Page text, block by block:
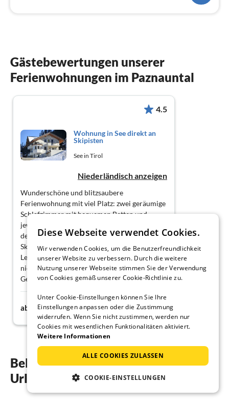
Gästebewertungen unserer
Ferienwohnungen im Paznauntal
4.5
Wohnung in See direkt an
Skipisten
See in Tirol
Niederländisch anzeigen
Wunderschöne und blitzsaubere
Ferienwohnung mit viel Platz: zwei geräumige
Schlafzimmer mit bequemen Betten und
jeweils eigenem Bad. Die Fotos entsprechen
der Realität. Direkt an der Talabfahrt des
Skigebiets See gelegen. Herrliche Aussicht.
Leider ist die Wohnung zu Saisonbeginn noch
nicht geöffnet. Schneeketten oder ein
Geländewagen sind bei Schnee unbedingt
erforderlich.
Die Vermieter waren sehr freundlich und
hilfsbereit. Wir hatten einen wunderbaren
Kurzurlaub.
ab 94€ Nacht
Beliebte Regionen und Orte für ihren
Urlaub am See im Paznauntal
Diese Webseite verwendet Cookies.
Wir verwenden Cookies, um die Benutzerfreundlichkeit
unserer Website zu verbessern. Durch die weitere
Nutzung unserer Webseite stimmen Sie der Verwendung
von Cookies gemäß unserer Cookie-Richtlinie zu.
Unter Cookie-Einstellungen können Sie Ihre
Einstellungen anpassen oder die Zustimmung
widerrufen. Wenn Sie nicht zustimmen, werden nur
Cookies mit wesentlichen Funktionalitäten aktiviert.
Weitere Informationen
ALLE COOKIES ZULASSEN
COOKIE-EINSTELLUNGEN